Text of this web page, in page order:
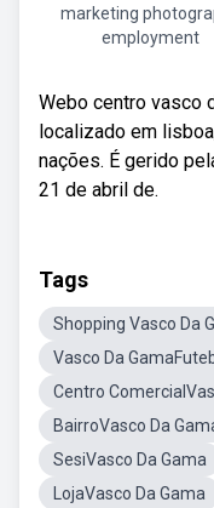
marketing
employment
Webo centro vasco
localizado em
nações. É gerido
21 de abril de.
Tags
Shopping Vasco Da
Vasco Da
Centro
BairroVasco Da
SesiVasco Da Gama
LojaVasco Da Gama